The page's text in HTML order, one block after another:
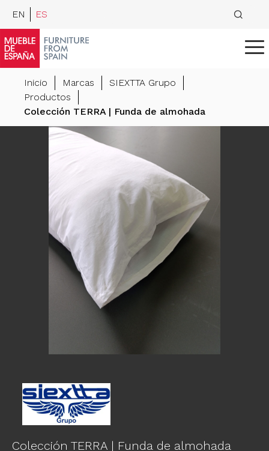
EN ES
Inicio Marcas
SIEXTTA Grupo
Productos
Colección TERRA | Funda de almohada
Colección TERRA | Funda de almohada